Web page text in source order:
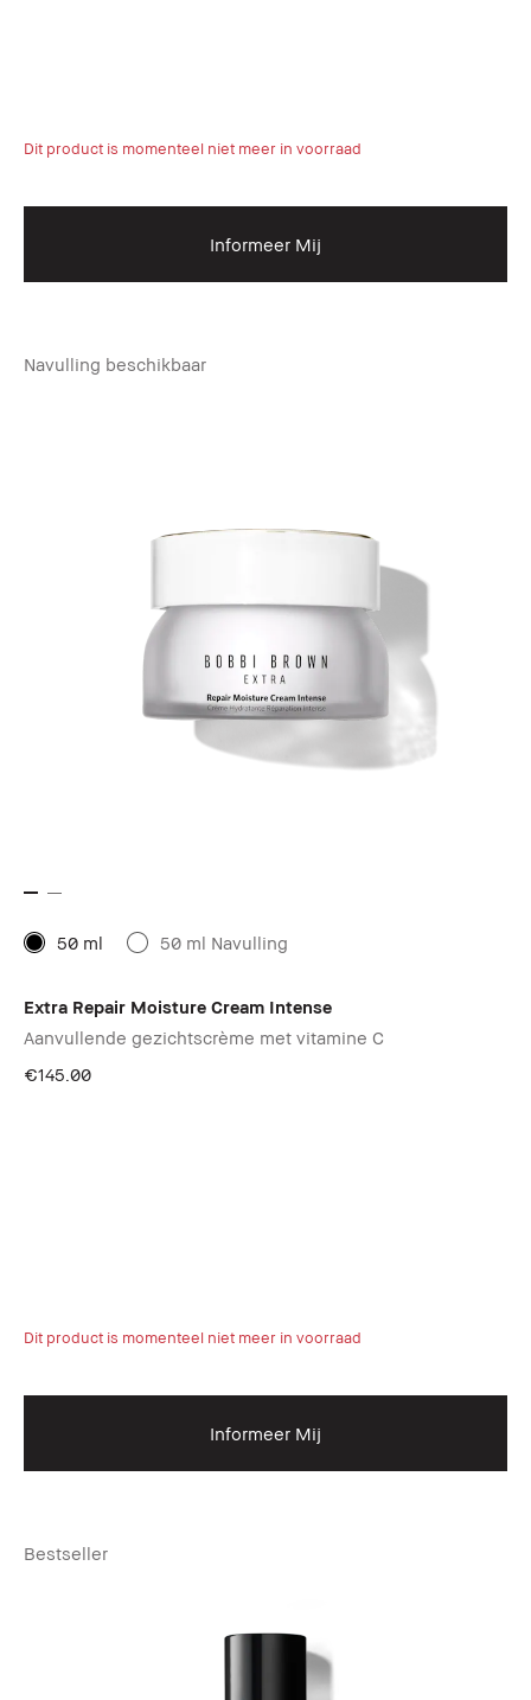
Dit product is momenteel niet meer in voorraad
Informeer Mij
Navulling beschikbaar
50 ml 50 ml Navulling
Extra Repair Moisture Cream Intense
Aanvullende gezichtscrème met vitamine C
€145.00
Dit product is momenteel niet meer in voorraad
Informeer Mij
Bestseller